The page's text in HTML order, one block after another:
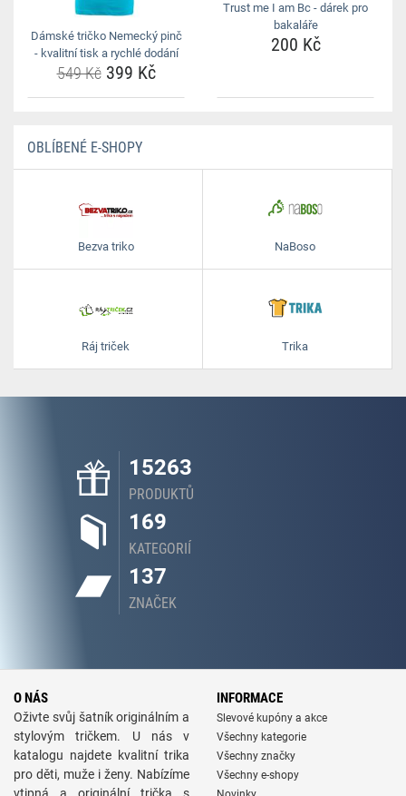
Dámské tričko Nemecký pinč
- kvalitní tisk a rychlé dodání
549 Kč399 Kč
Trust me I am Bc - dárek pro
bakaláře
200 Kč
OBLÍBENÉ E-SHOPY
Bezva triko NaBoso
Ráj triček Trika
15263
PRODUKTŮ
169
KATEGORIÍ
137
ZNAČEK
O NÁS
Oživte svůj šatník originálním a
stylovým tričkem. U nás v
katalogu najdete kvalitní trika
pro děti, muže i ženy. Nabízíme
INFORMACE
Slevové kupóny a akce
Všechny kategorie
Všechny značky
Všechny e-shopy